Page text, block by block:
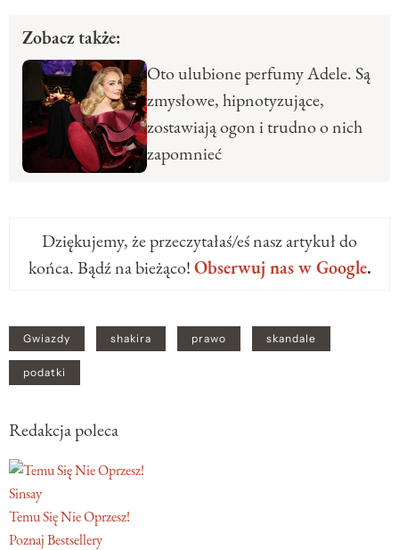
Zobacz także:
Oto ulubione perfumy Adele. Są
zmysłowe, hipnotyzujące,
zostawiają ogon i trudno o nich
zapomnieć
Dziękujemy, że przeczytałaś/eś nasz artykuł do
końca. Bądź na bieżąco!Obserwuj nas w Google.
Gwiazdy shakira prawo skandale
podatki
Redakcja poleca
Sinsay
Temu Się Nie Oprzesz!
Poznaj Bestsellery